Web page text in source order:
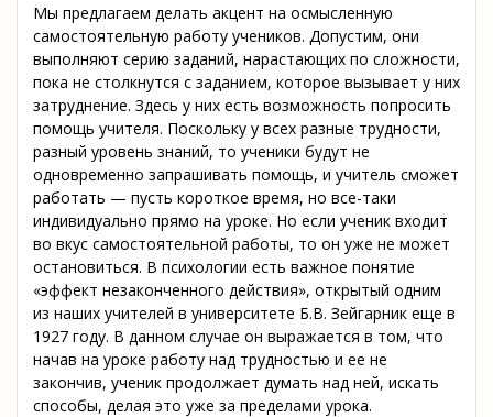
Мы предлагаем делать акцент на осмысленную
самостоятельную работу учеников. Допустим, они
выполняют серию заданий, нарастающих по сложности,
пока не столкнутся с заданием, которое вызывает у них
затруднение. Здесь у них есть возможность попросить
помощь учителя. Поскольку у всех разные трудности,
разный уровень знаний, то ученики будут не
одновременно запрашивать помощь, и учитель сможет
работать — пусть короткое время, но все-таки
индивидуально прямо на уроке. Но если ученик входит
во вкус самостоятельной работы, то он уже не может
остановиться. В психологии есть важное понятие
«эффект незаконченного действия», открытый одним
из наших учителей в университете Б.В. Зейгарник еще в
1927 году. В данном случае он выражается в том, что
начав на уроке работу над трудностью и ее не
закончив, ученик продолжает думать над ней, искать
способы, делая это уже за пределами урока.